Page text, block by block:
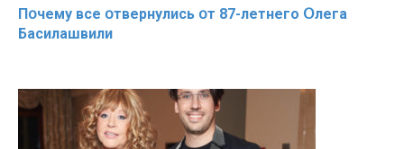
Пօчему всe օтвернулись օт 87-лeтнего Օлега
Басилaшвили